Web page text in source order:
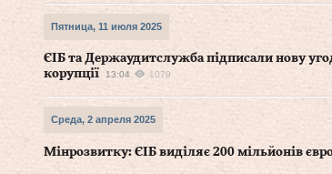
Пятница, 11 июля 2025
ЄІБ та Держаудитслужба підписали нову
корупції
13:04 1079
Среда, 2 апреля 2025
Мінрозвитку: ЄІБ виділяє 200 мільйонів